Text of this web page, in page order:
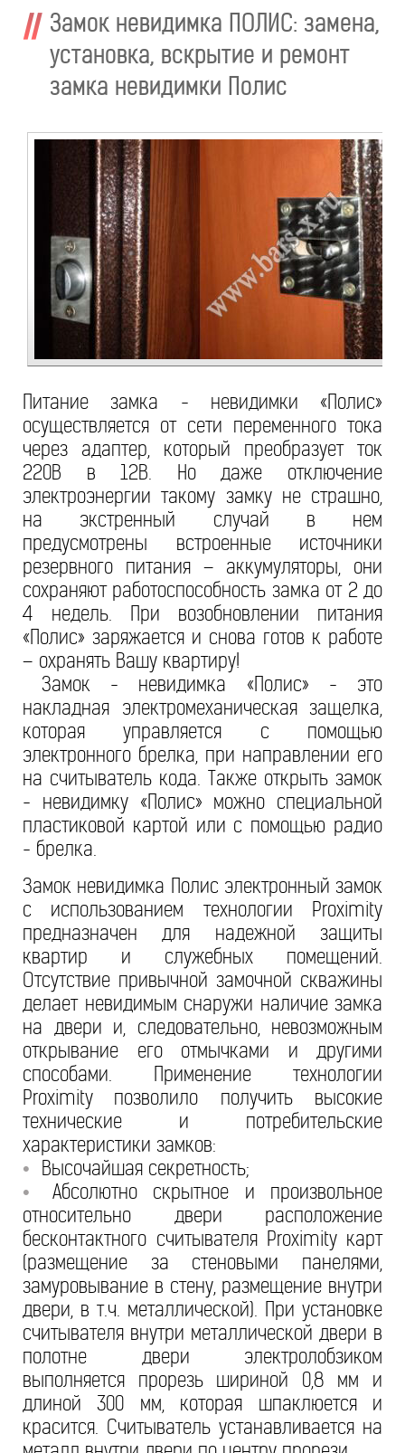
Замок невидимка ПОЛИС: замена,
установка, вскрытие и ремонт
замка невидимки Полис
Питание замка - невидимки «Полис»
осуществляется от сети переменного тока
через адаптер, который преобразует ток
220В в 12В. Но даже отключение
электроэнергии такому замку не страшно,
на экстренный случай в нем
предусмотрены встроенные источники
резервного питания – аккумуляторы, они
сохраняют работоспособность замка от 2 до
4 недель. При возобновлении питания
«Полис» заряжается и снова готов к работе
– охранять Вашу квартиру!
Замок - невидимка «Полис» - это
накладная электромеханическая защелка,
которая управляется с помощью
электронного брелка, при направлении его
на считыватель кода. Также открыть замок
- невидимку «Полис» можно специальной
пластиковой картой или с помощью радио
- брелка.
Замок невидимка Полис электронный замок
с использованием технологии Proximity
предназначен для надежной защиты
квартир и служебных помещений.
Отсутствие привычной замочной скважины
делает невидимым снаружи наличие замка
на двери и, следовательно, невозможным
открывание его отмычками и другими
способами. Применение технологии
Proximity позволило получить высокие
технические и потребительские
характеристики замков:
• Высочайшая секретность;
•
Абсолютно скрытное и произвольное
относительно двери расположение
бесконтактного считывателя Proximity карт
(размещение за стеновыми панелями,
замуровывание в стену, размещение внутри
двери, в т.ч. металлической). При установке
считывателя внутри металлической двери в
полотне двери электролобзиком
выполняется прорезь шириной 0,8 мм и
длиной 300 мм, которая шпаклюется и
красится. Считыватель устанавливается на